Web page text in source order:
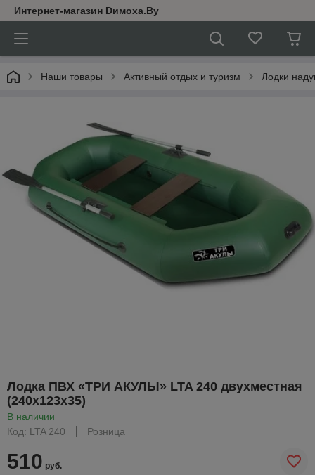
Интернет-магазин Dимoхa.By
Наши товары Активный отдых и туризм Лодки
Лодка ПВХ «ТРИ АКУЛЫ» LTA 240 двухместная
(240х123х35)
В наличии
Код: LTA 240
Розница
510 руб.